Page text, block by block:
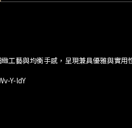
工藝與均衡手感，呈現兼具優雅與實用
Y-ldY